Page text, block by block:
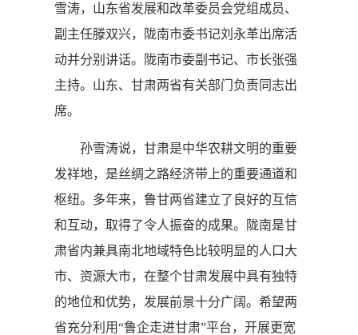
雪涛，山东省发展和改革委员会党组成员、
副主任滕双兴，陇南市委书记刘永革出席活
动并分别讲话。陇南市委副书记、市长张强
主持。山东、甘肃两省有关部门负责同志出
席。
孙雪涛说，甘肃是中华农耕文明的重要
发祥地，是丝绸之路经济带上的重要通道和
枢纽。多年来，鲁甘两省建立了良好的互信
和互动，取得了令人振奋的成果。陇南是甘
肃省内兼具南北地域特色比较明显的人口大
市、资源大市，在整个甘肃发展中具有独特
的地位和优势，发展前景十分广阔。希望两
省充分利用“鲁企走进甘肃”平台，开展更宽